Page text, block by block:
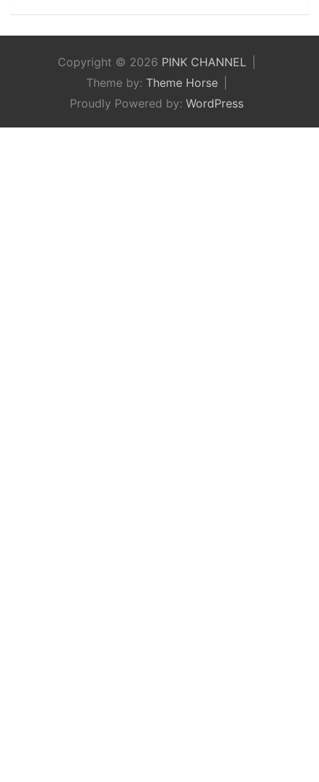
Copyright © 2026 PINK CHANNEL
Theme by: Theme Horse
Proudly Powered by: WordPress